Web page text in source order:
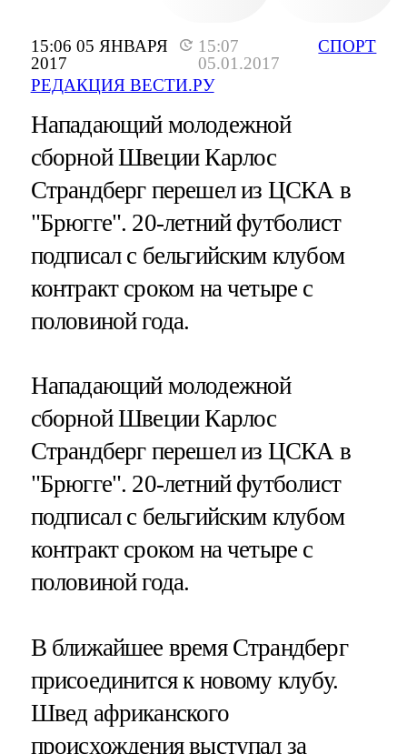
15:06 05 ЯНВАРЯ
2017
15:07
05.01.2017
РЕДАКЦИЯ ВЕСТИ.РУ
СПОРТ
Нападающий молодежной
сборной Швеции Карлос
Страндберг перешел из ЦСКА в
"Брюгге". 20-летний футболист
подписал с бельгийским клубом
контракт сроком на четыре с
половиной года.
Нападающий молодежной
сборной Швеции Карлос
Страндберг перешел из ЦСКА в
"Брюгге". 20-летний футболист
подписал с бельгийским клубом
контракт сроком на четыре с
половиной года.
В ближайшее время Страндберг
присоединится к новому клубу.
Швед африканского
происхождения выступал за